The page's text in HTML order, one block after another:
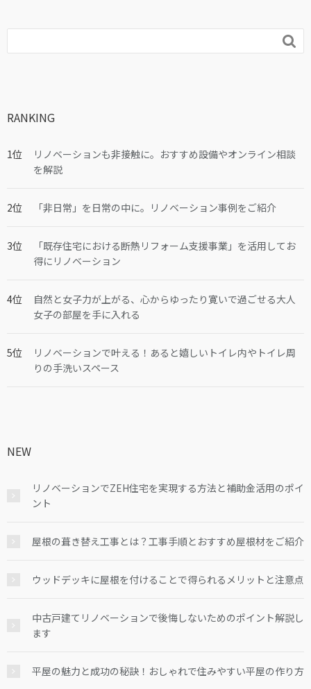

RANKING
リノベーションも非接触に。おすすめ設備やオンライン相談
を解説
「非日常」を日常の中に。リノベーション事例をご紹介
「既存住宅における断熱リフォーム支援事業」を活用してお
得にリノベーション
自然と女子力が上がる、心からゆったり寛いで過ごせる大人
女子の部屋を手に入れる
リノベーションで叶える！あると嬉しいトイレ内やトイレ周
りの手洗いスペース
NEW
リノベーションでZEH住宅を実現する方法と補助金活用のポイ
ント
屋根の葺き替え工事とは？工事手順とおすすめ屋根材をご紹介
ウッドデッキに屋根を付けることで得られるメリットと注意点
中古戸建てリノベーションで後悔しないためのポイント解説し
ます
平屋の魅力と成功の秘訣！おしゃれで住みやすい平屋の作り方